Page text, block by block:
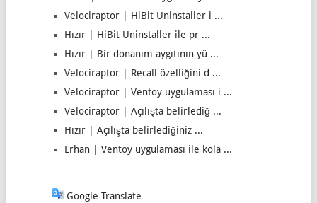
Velociraptor | HiBit Uninstaller i ...
Hızır | HiBit Uninstaller ile pr ...
Hızır | Bir donanım aygıtının yü ...
Velociraptor | Recall özelliğini d ...
Velociraptor | Ventoy uygulaması i ...
Velociraptor | Açılışta belirlediğ ...
Hızır | Açılışta belirlediğiniz ...
Erhan | Ventoy uygulaması ile kola ...
Google Translate